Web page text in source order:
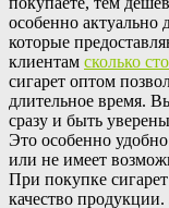
особенно
которые
клиентам сколько
сигарет оптом
длительное время.
сразу и быть
Это особенно
или не имеет
При покупке
качество